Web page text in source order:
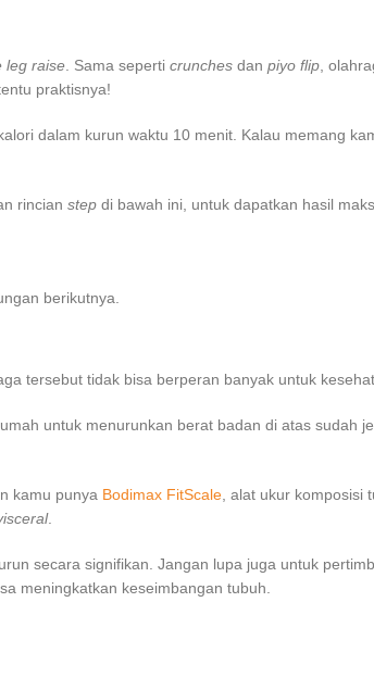
leg raise. Sama seperti crunches dan piyo flip,
praktisnya!
dalam kurun waktu 10 menit. Kalau memang
rincian step di bawah ini, untuk dapatkan hasil
berikutnya.
tersebut tidak bisa berperan banyak untuk
untuk menurunkan berat badan di atas sudah
kamu punya Bodimax FitScale, alat ukur komposisi
.
secara signifikan. Jangan lupa juga untuk
meningkatkan keseimbangan tubuh.